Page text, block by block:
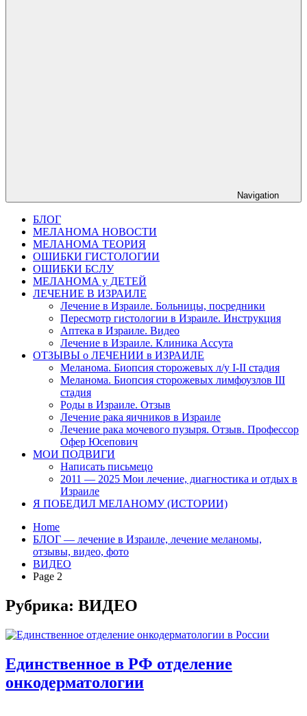
Navigation
БЛОГ
МЕЛАНОМА НОВОСТИ
МЕЛАНОМА ТЕОРИЯ
ОШИБКИ ГИСТОЛОГИИ
ОШИБКИ БСЛУ
МЕЛАНОМА у ДЕТЕЙ
ЛЕЧЕНИЕ В ИЗРАИЛЕ
Лечение в Израиле. Больницы, посредники
Пересмотр гистологии в Израиле. Инструкция
Аптека в Израиле. Видео
Лечение в Израиле. Клиника Ассута
ОТЗЫВЫ о ЛЕЧЕНИИ в ИЗРАИЛЕ
Меланома. Биопсия сторожевых л/у I-II стадия
Меланома. Биопсия сторожевых лимфоузлов III
стадия
Роды в Израиле. Отзыв
Лечение рака яичников в Израиле
Лечение рака мочевого пузыря. Отзыв. Профессор
Офер Юсепович
МОИ ПОДВИГИ
Написать письмецо
2011 — 2025 Мои лечение, диагностика и отдых в
Израиле
Я ПОБЕДИЛ МЕЛАНОМУ (ИСТОРИИ)
Home
БЛОГ — лечение в Израиле, лечение меланомы,
отзывы, видео, фото
ВИДЕО
Page 2
Рубрика: ВИДЕО
Единственное в РФ отделение
онкодерматологии